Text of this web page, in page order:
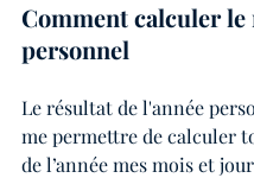
Comment calculer le
personnel
Le résultat de l'année
me permettre de calculer
de l’année mes mois et